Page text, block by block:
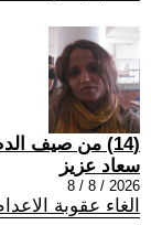
(14) من صيف الدم إلى حاضر الإعدامات
سعاد عزيز
2026 / 8 / 8
الغاء عقوبة